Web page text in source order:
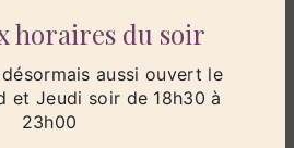
horaires du soir
aussi ouvert le
et Jeudi soir de 18h30 à
23h00